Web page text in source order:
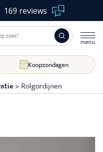
169 reviews
Koopzondagen
> Rolgordijnen